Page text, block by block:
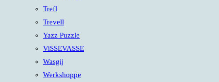
Trefl
Trevell
Yazz Puzzle
ViSSEVASSE
Wasgij
Werkshoppe